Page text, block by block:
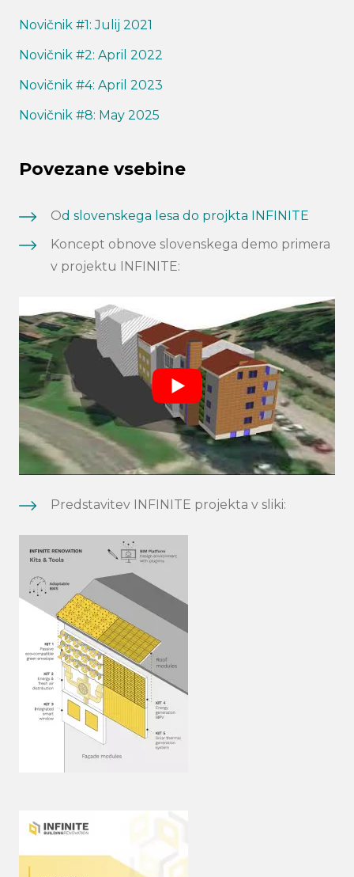
Novičnik #1: Julij 2021
Novičnik #2: April 2022
Novičnik #4: April 2023
Novičnik #8: May 2025
Povezane vsebine
Od slovenskega lesa do projkta INFINITE
Koncept obnove slovenskega demo primera
v projektu INFINITE:
Predstavitev INFINITE projekta v sliki: